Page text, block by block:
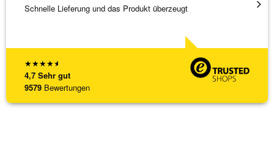
★★★★★
4,7 Sehr gut
9579 Bewertungen
Schnelle Lieferung und das Produkt überzeugt